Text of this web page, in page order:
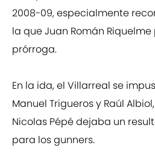
2008-09, especialmente
la que Juan Román
prórroga.
En la ida, el Villarreal se
Manuel Trigueros y Raúl
Nicolas Pépé dejaba un
para los gunners.